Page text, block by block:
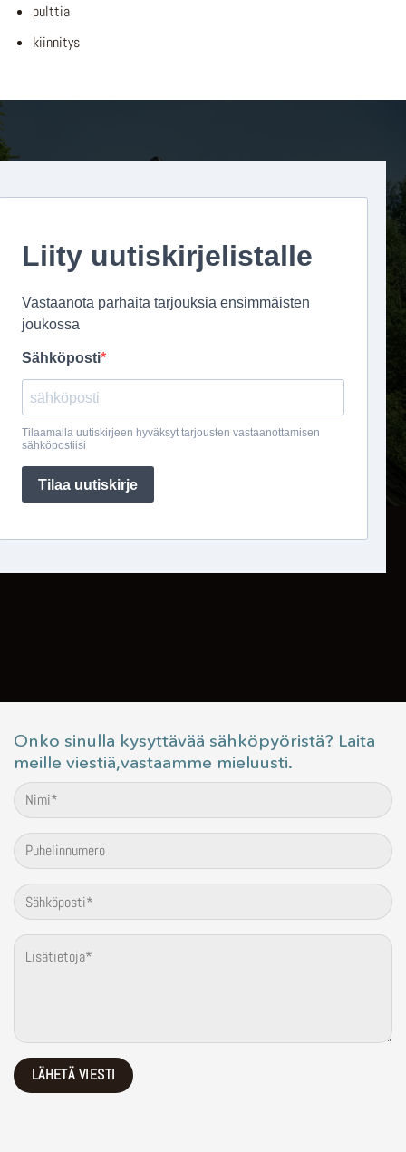
pulttia
kiinnitys
Onko sinulla kysyttävää sähköpyöristä? Laita
meille viestiä,vastaamme mieluusti.